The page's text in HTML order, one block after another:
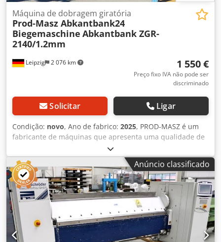
Leipzig 2 076 km
Máquina de dobragem giratória
Prod-Masz Abkantbank24
Biegemaschine Abkantbank ZGR-
2140/1.2mm
1 550 €
Preço fixo IVA não pode ser
discriminado
Solicitar Ligar
Condição: novo, Ano de fabrico: 2025, PROD-MASZ é um
fabricante de máquinas que apresenta uma qualidade de
equipamento completamente nova. Somos pessoalmente
responsáveis por todas as fases de fabricação dos
produtos oferecidos, o que garante os mais altos padrões
e qualidade de acabamento. Nossos muitos anos de
experiência nos permitem desenvolver dispositivos
duradouros, confiáveis e fáceis de usar. Damos especial
atenção à funcionalidade, conforto e ergonomia do
trabalho do utilizador, graças aos quais somos líderes no
mercado interno e externo. Quem nos conhece sabe que
Anúncio classificado